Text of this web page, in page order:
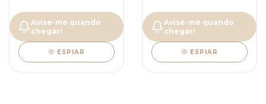
Avise-me quando
chegar!
ESPIAR
Avise-me quando
chegar!
ESPIAR